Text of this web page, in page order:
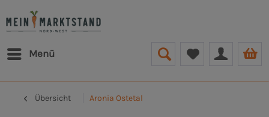
Menü
Übersicht Aronia Ostetal